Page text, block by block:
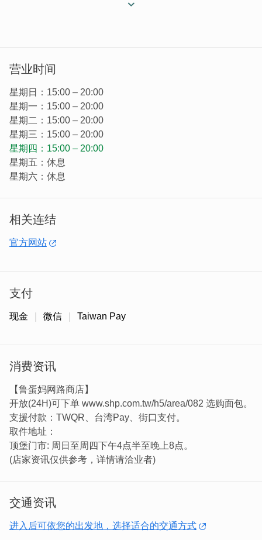
营业时间
星期日：15:00 – 20:00
星期一：15:00 – 20:00
星期二：15:00 – 20:00
星期三：15:00 – 20:00
星期四：15:00 – 20:00
星期五：休息
星期六：休息
相关连结
官方网站
支付
现金 微信 Taiwan Pay
消费资讯
【鲁蛋妈网路商店】
开放(24H)可下单 www.shp.com.tw/h5/area/082 选购面包。
支援付款：TWQR、台湾Pay、街口支付。
取件地址：
顶堡门市: 周日至周四下午4点半至晚上8点。
(店家资讯仅供参考，详情请洽业者)
交通资讯
进入后可依您的出发地，选择适合的交通方式